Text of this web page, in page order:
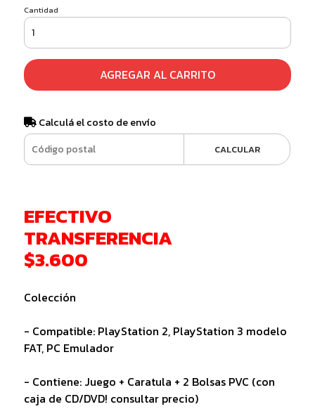
Cantidad
AGREGAR AL CARRITO
Calculá el costo de envío
CALCULAR
EFECTIVO
TRANSFERENCIA
$3.600
Colección
- Compatible: PlayStation 2, PlayStation 3 modelo
FAT, PC Emulador
- Contiene: Juego + Caratula + 2 Bolsas PVC (con
caja de CD/DVD! consultar precio)